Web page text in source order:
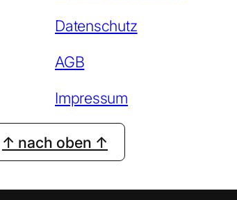
Datenschutz
AGB
Impressum
↑ nach oben ↑